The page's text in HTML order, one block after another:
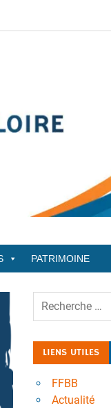
PATRIMOINE
LIENS UTILES
FFBB
Actualité